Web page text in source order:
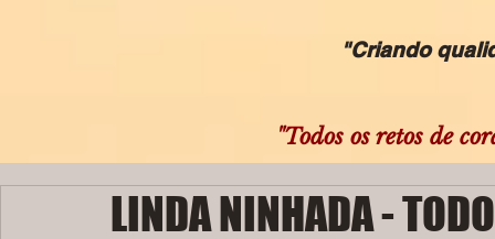
"Criando
"Todos os retos de
LINDA NINHADA -